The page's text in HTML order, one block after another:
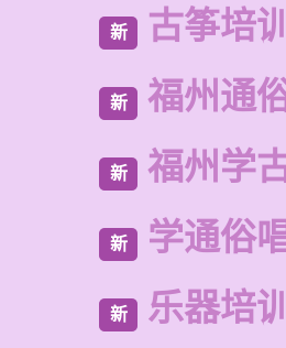
新 古筝培
新 福州通
新 福州学
新 学通俗
新 乐器培